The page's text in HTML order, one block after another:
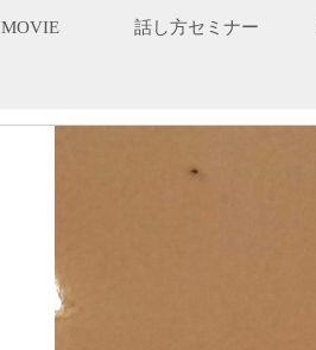
MOVIE 話し方セミナー